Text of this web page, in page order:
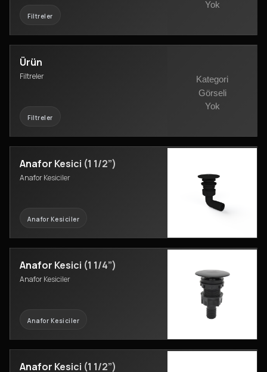
Filtreler
Ürün
Filtreler
Filtreler
Anafor Kesici (1 1/2”)
Anafor Kesiciler
Anafor Kesiciler
Anafor Kesici (1 1/4”)
Anafor Kesiciler
Anafor Kesiciler
Anafor Kesici (1 1/2”)